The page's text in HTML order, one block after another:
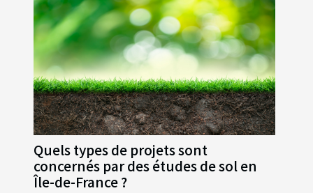
Quels types de projets sont
concernés par des études de sol en
Île-de-France ?